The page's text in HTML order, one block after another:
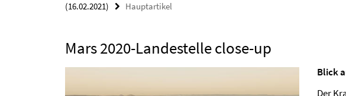
(16.02.2021)
Hauptartikel
Mars 2020-Landestelle close-up
Blick
Der